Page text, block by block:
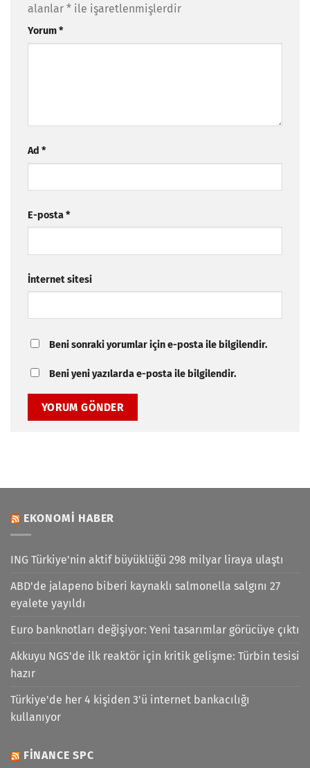
alanlar * ile işaretlenmişlerdir
Yorum*
Ad *
E-posta*
İnternet sitesi
Beni sonraki yorumlar için e-posta ile bilgilendir.
Beni yeni yazılarda e-posta ile bilgilendir.
EKONOMI HABER
ING Türkiye'nin aktif büyüklüğü 298 milyar liraya ulaştı
ABD'de jalapeno biberi kaynaklı salmonella salgını 27
eyalete yayıldı
Euro banknotları değişiyor: Yeni tasarımlar görücüye çıktı
Akkuyu NGS'de ilk reaktör için kritik gelişme: Türbin tesisi
hazır
Türkiye'de her 4 kişiden 3'ü internet bankacılığı
kullanıyor
FINANCE SPC